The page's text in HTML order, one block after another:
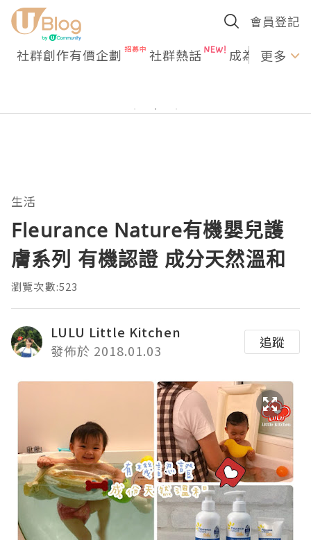
會員登記
社群創作有價企劃 社群熱話 成為U更多
生活
Fleurance Nature有機嬰兒護
膚系列 有機認證 成分天然溫和
瀏覽次數:523
LULU Little Kitchen
發佈於 2018.01.03
追蹤